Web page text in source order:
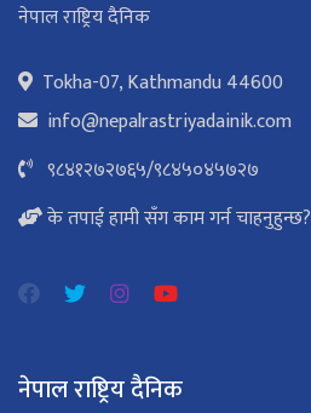
नेपाल राष्ट्रिय दैनिक
Tokha-07, Kathmandu 44600
info@nepalrastriyadainik.com
९८४१२७२७६५/९८४५०४५७२७
के तपाई हामी सँग काम गर्न चाहनुहुन्छ?
नेपाल राष्ट्रिय दैनिक